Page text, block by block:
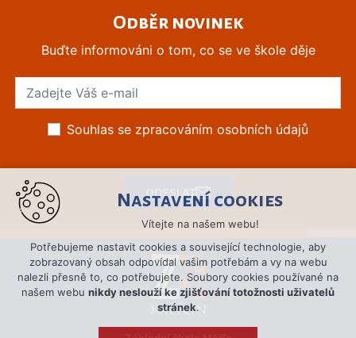
Odběr novinek
Buďte informováni o tom, co se ve škole děje
Souhlas se zpracováním osobních údajů
Nastavení cookies
Vítejte na našem webu!
Potřebujeme nastavit cookies a související technologie, aby
zobrazovaný obsah odpovídal vašim potřebám a vy na webu
nalezli přesně to, co potřebujete. Soubory cookies používané na
našem webu nikdy neslouží ke zjišťování totožnosti uživatelů
stránek.